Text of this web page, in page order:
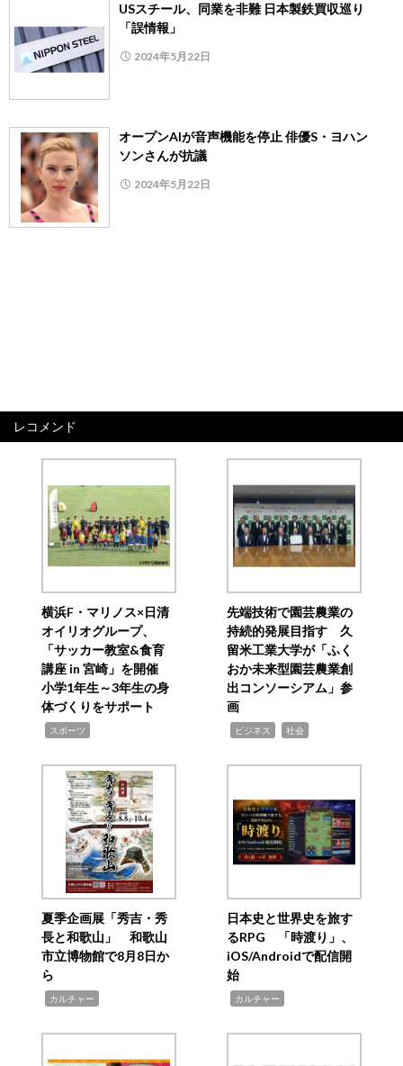
USスチール、同業を非難 日本製鉄買収巡り
「誤情報」
2024年5月22日
オープンAIが音声機能を停止 俳優S・ヨハン
ソンさんが抗議
2024年5月22日
レコメンド
横浜F・マリノス×日清
オイリオグループ、
「サッカー教室&食育
講座 in 宮崎」を開催
小学1年生～3年生の身
体づくりをサポート
スポーツ
先端技術で園芸農業の
持続的発展目指す 久
留米工業大学が「ふく
おか未来型園芸農業創
出コンソーシアム」参
画
ビジネス 社会
夏季企画展「秀吉・秀
長と和歌山」 和歌山
市立博物館で8月8日か
ら
カルチャー
日本史と世界史を旅す
るRPG 「時渡り」、
iOS/Androidで配信開
始
カルチャー